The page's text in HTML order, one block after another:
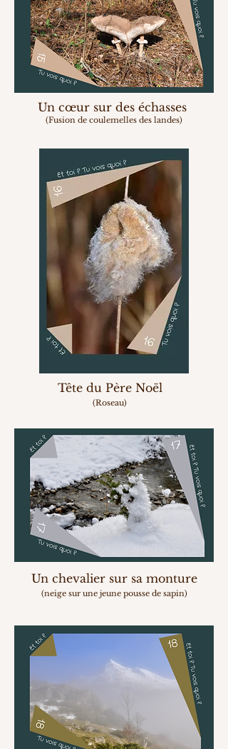
Un cœur sur des échasses
(Fusion de coulemelles des landes)
Tête du Père Noël
(Roseau)
Un chevalier sur sa monture
(neige sur une jeune pousse de sapin)